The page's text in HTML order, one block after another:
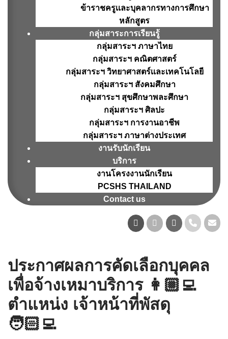
ข้าราชครูเเละบุคลากรทางการศึกษา
หลักสูตร
กลุ่มสาระการเรียนรู้
กลุ่มสาระฯ ภาษาไทย
กลุ่มสาระฯ คณิตศาสตร์
กลุ่มสาระฯ วิทยาศาสตร์เเละเทคโนโลยี
กลุ่มสาระฯ สังคมศึกษา
กลุ่มสาระฯ สุขศึกษาพละศึกษา
กลุ่มสาระฯ ศิลปะ
กลุ่มสาระฯ การงานอาชีพ
กลุ่มสาระฯ ภาษาต่างประเทศ
งานรับนักเรียน
บริการ
งานโครงงานนักเรียน
PCSHS THAILAND
Contact us
ประกาศผลการคัดเลือกบุคคล
เพื่อจ้างเหมาบริการ 👩🏼‍💻
ตำแหน่ง เจ้าหน้าที่พัสดุ
🧑🏻‍💻